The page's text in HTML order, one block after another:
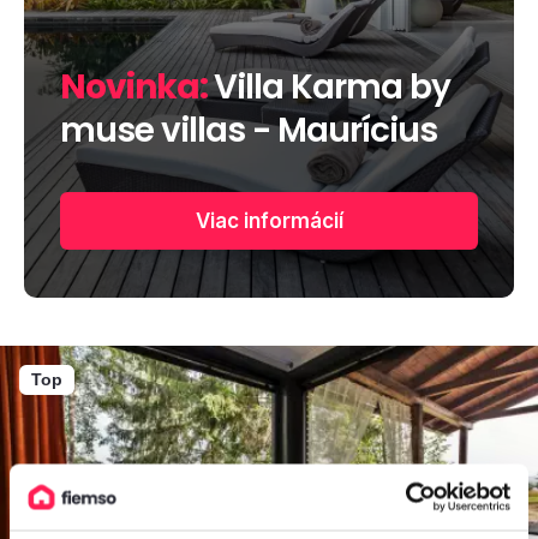
Novinka:Villa Karma by
muse villas - Maurícius
Viac informácií
Top